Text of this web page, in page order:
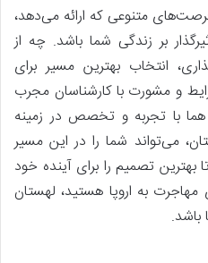
متنوعی که ارائه می‌دهد،
بر زندگی شما باشد. چه از
انتخاب بهترین مسیر برای
و مشورت با کارشناسان مجرب
با تجربه و تخصص در زمینه
می‌تواند شما را در این مسیر
تصمیم را برای آینده خود
مهاجرت به اروپا هستید، لهستان